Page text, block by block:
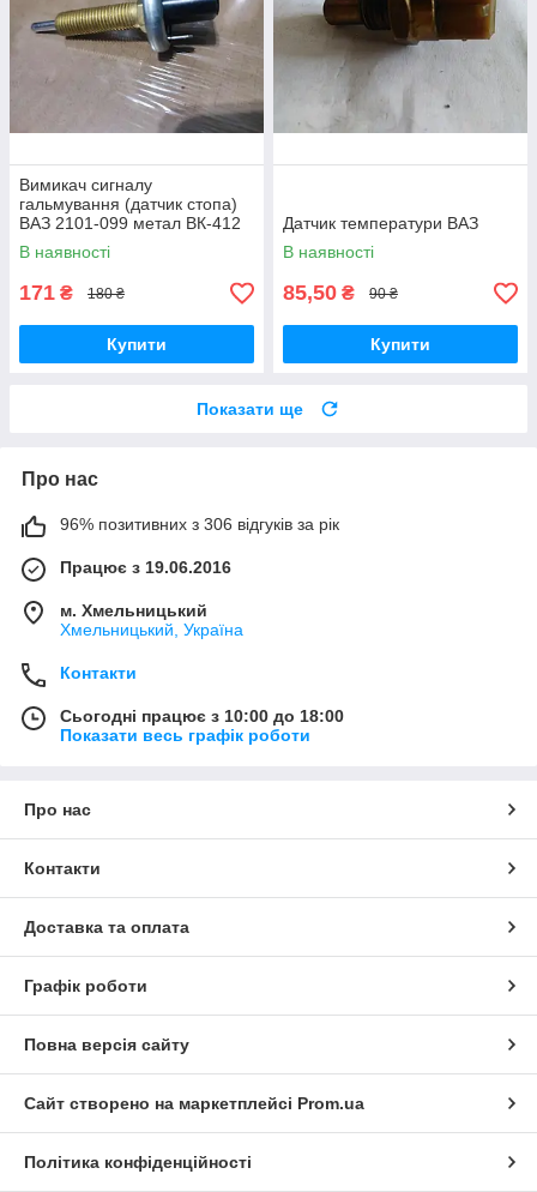
Вимикач сигналу
гальмування (датчик стопа)
ВАЗ 2101-099 метал ВК-412
В наявності
171 ₴ 180 ₴
Купити
Датчик температури ВАЗ
В наявності
85,50 ₴ 90 ₴
Купити
Показати ще
Про нас
96% позитивних з 306 відгуків за рік
Працює з 19.06.2016
м. Хмельницький
Хмельницький, Україна
Контакти
Сьогодні працює з 10:00 до 18:00
Показати весь графік роботи
Про нас
Контакти
Доставка та оплата
Графік роботи
Повна версія сайту
Сайт створено на маркетплейсі Prom.ua
Політика конфіденційності